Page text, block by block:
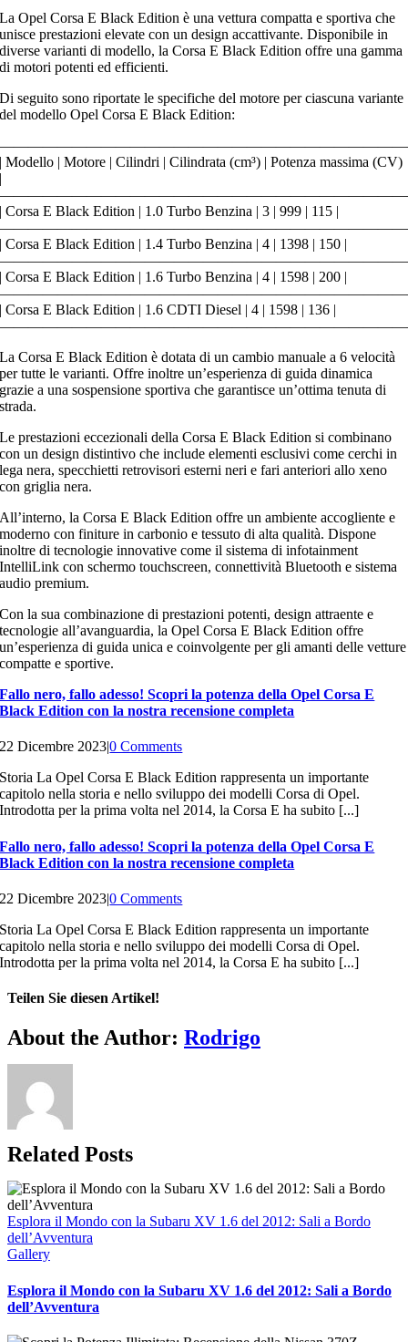
La Opel Corsa E Black Edition è una vettura compatta e sportiva che
unisce prestazioni elevate con un design accattivante. Disponibile in
diverse varianti di modello, la Corsa E Black Edition offre una gamma
di motori potenti ed efficienti.
Di seguito sono riportate le specifiche del motore per ciascuna variante
del modello Opel Corsa E Black Edition:
| Modello | Motore | Cilindri | Cilindrata (cm³) | Potenza massima (CV)
|
| Corsa E Black Edition | 1.0 Turbo Benzina | 3 | 999 | 115 |
| Corsa E Black Edition | 1.4 Turbo Benzina | 4 | 1398 | 150 |
| Corsa E Black Edition | 1.6 Turbo Benzina | 4 | 1598 | 200 |
| Corsa E Black Edition | 1.6 CDTI Diesel | 4 | 1598 | 136 |
La Corsa E Black Edition è dotata di un cambio manuale a 6 velocità
per tutte le varianti. Offre inoltre un’esperienza di guida dinamica
grazie a una sospensione sportiva che garantisce un’ottima tenuta di
strada.
Le prestazioni eccezionali della Corsa E Black Edition si combinano
con un design distintivo che include elementi esclusivi come cerchi in
lega nera, specchietti retrovisori esterni neri e fari anteriori allo xeno
con griglia nera.
All’interno, la Corsa E Black Edition offre un ambiente accogliente e
moderno con finiture in carbonio e tessuto di alta qualità. Dispone
inoltre di tecnologie innovative come il sistema di infotainment
IntelliLink con schermo touchscreen, connettività Bluetooth e sistema
audio premium.
Con la sua combinazione di prestazioni potenti, design attraente e
tecnologie all’avanguardia, la Opel Corsa E Black Edition offre
un’esperienza di guida unica e coinvolgente per gli amanti delle vetture
compatte e sportive.
Fallo nero, fallo adesso! Scopri la potenza della Opel Corsa E
Black Edition con la nostra recensione completa
22 Dicembre 2023|0 Comments
Storia La Opel Corsa E Black Edition rappresenta un importante
capitolo nella storia e nello sviluppo dei modelli Corsa di Opel.
Introdotta per la prima volta nel 2014, la Corsa E ha subito [...]
Fallo nero, fallo adesso! Scopri la potenza della Opel Corsa E
Black Edition con la nostra recensione completa
22 Dicembre 2023|0 Comments
Storia La Opel Corsa E Black Edition rappresenta un importante
capitolo nella storia e nello sviluppo dei modelli Corsa di Opel.
Introdotta per la prima volta nel 2014, la Corsa E ha subito [...]
Teilen Sie diesen Artikel!
Facebook
Twitter
Reddit
LinkedIn
WhatsApp
Telegram
Tumblr
Pinterest
Vk
Xing
Email
About the Author: Rodrigo
Related Posts
Esplora il Mondo con la Subaru XV 1.6 del 2012: Sali a Bordo
dell’Avventura
Gallery
Esplora il Mondo con la Subaru XV 1.6 del 2012: Sali a Bordo
dell’Avventura